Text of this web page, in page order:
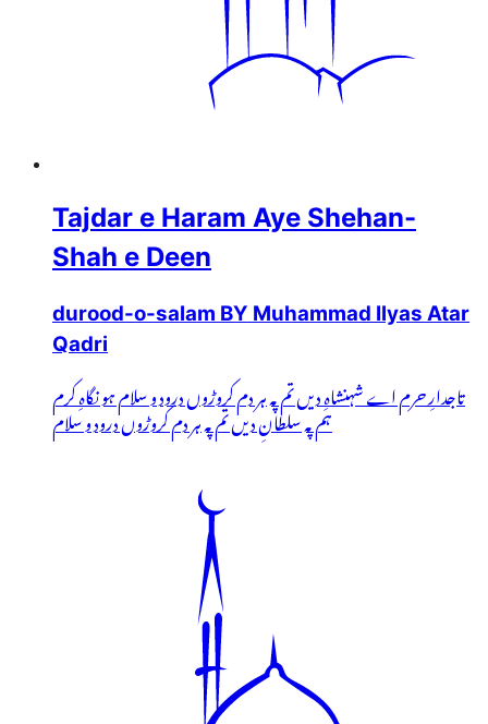
Tajdar e Haram Aye Shehan-
Shah e Deen
durood-o-salam BY Muhammad Ilyas Atar
Qadri
تاجدارِ حرم اے شہنشاہِ دیں تم پہ ہر دم کروڑوں درود و سلام ہو نگاہِ کرم
ہم پہ سلطانِ دیں تم پہ ہر دم کروڑوں درود و سلام